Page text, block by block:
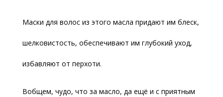
Маски для волос из этого масла придают им блеск,
шелковистость, обеспечивают им глубокий уход,
избавляют от перхоти.
Вобщем, чудо, что за масло, да ещё и с приятным